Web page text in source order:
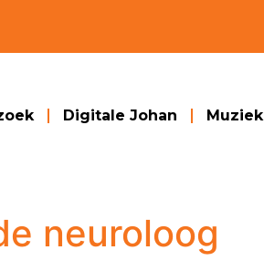
Digitale Johan Muziek
neuroloog